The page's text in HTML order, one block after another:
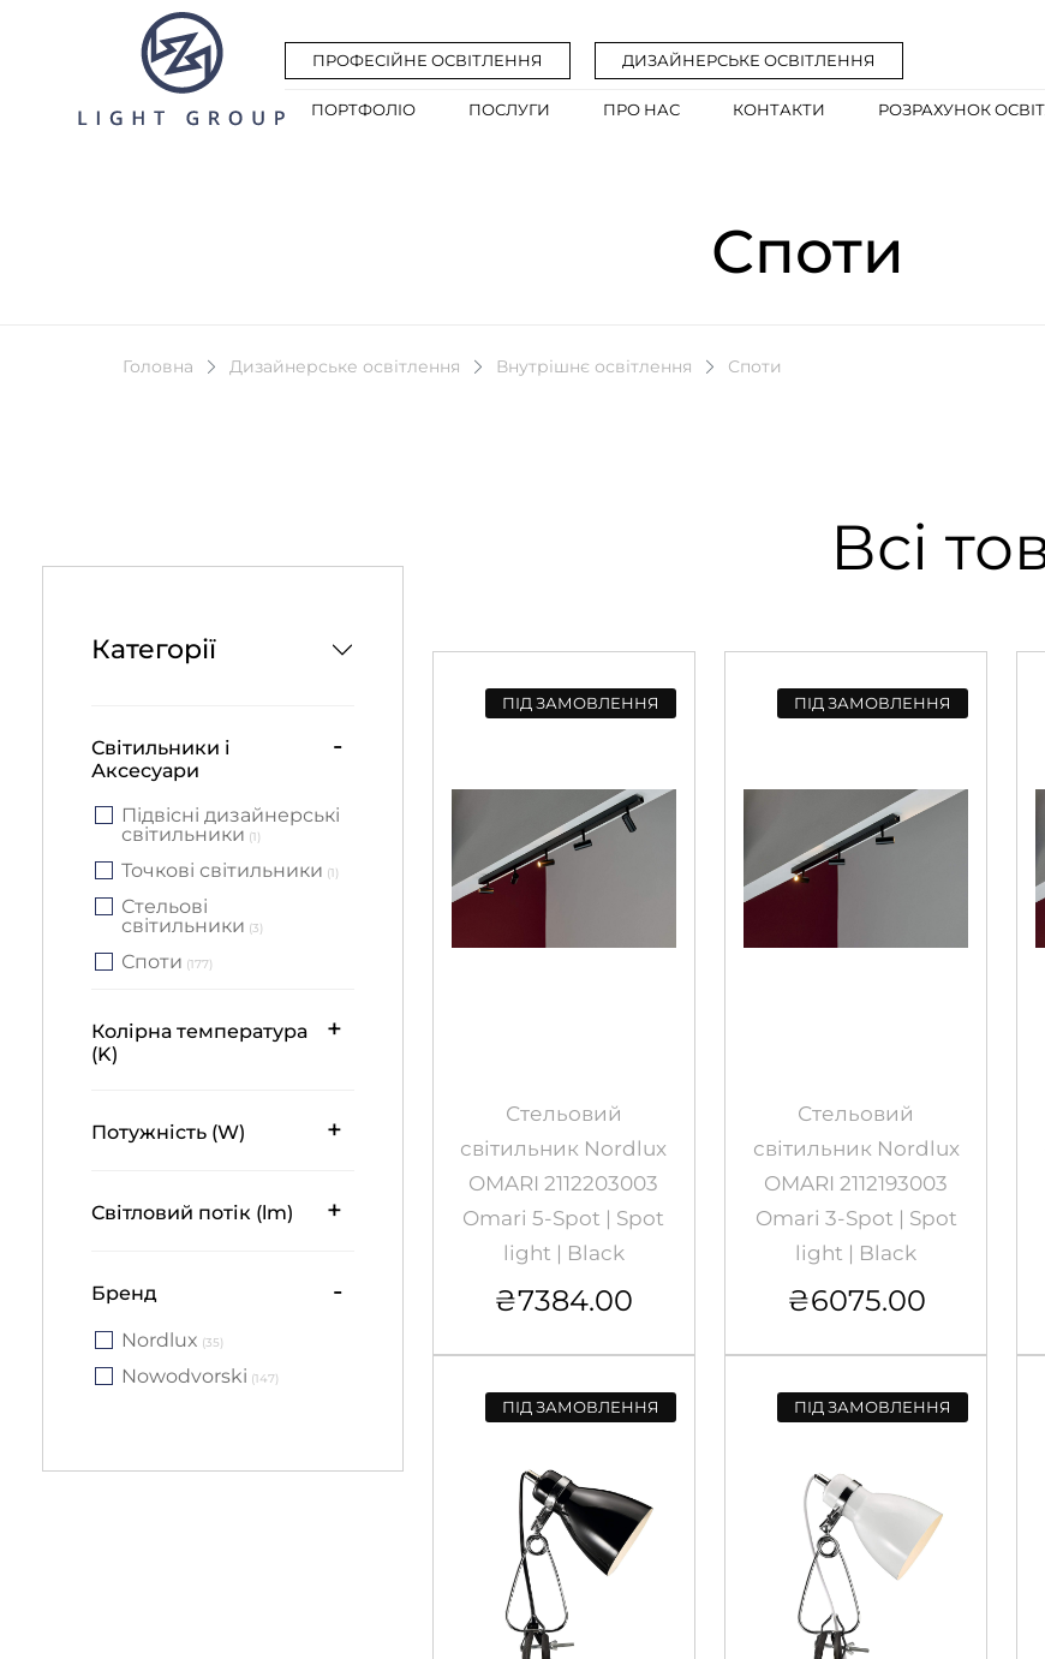
ПРОФЕСІЙНЕ ОСВІТЛЕННЯ ДИЗАЙНЕРСЬКЕ ОСВІТЛЕННЯ
ПОРТФОЛІО ПОСЛУГИ ПРО НАС КОНТАКТИ РОЗРАХУНОК
Споти
Головна Дизайнерське освітлення Внутрішнє освітлення Споти
Категорії
Світильники і
Аксесуари
-
Підвісні дизайнерські
світильники (1)
Точкові світильники (1)
Стельові
світильники (3)
Споти (177)
Колірна температура
(K)
+
Потужність (W) +
Світловий потік (lm) +
Бренд -
Nordlux (35)
Nowodvorski (147)
Всі
ПІД ЗАМОВЛЕННЯ
Стельовий
світильник Nordlux
OMARI 2112203003
Omari 5-Spot | Spot
light | Black
₴7384.00
ПІД ЗАМОВЛЕННЯ
Стельовий
світильник Nordlux
OMARI 2112193003
Omari 3-Spot | Spot
light | Black
₴6075.00
ПІД ЗАМОВЛЕННЯ ПІД ЗАМОВЛЕННЯ